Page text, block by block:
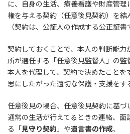
に、自身の生活、療養看護や財産管
権を与える契約（任意後見契約）を結
（契約は、公証人の作成する公正証書
契約しておくことで、本人の判断能力
所が選任する「任意後見監督人」の監
本人を代理して、契約で決めたことを
思にしたがった適切な保護・支援をす
任意後見の場合、任意後見契約に基づ
通常の生活が行えてるときの連絡、面
る「見守り契約 」や遺言書の作成、